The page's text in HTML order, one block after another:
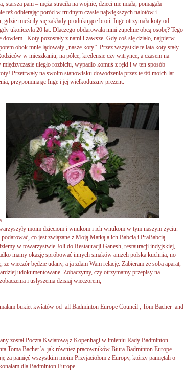
starsza pani – męża straciła na wojnie, dzieci nie miała, pomagała
też odbierając poród w trudnym czasie największych nalotów i
gdzie mieściły się zakłady produkujące broń. Inge otrzymała koty od
ukończyła 20 lat. Dlaczego obdarowała nimi zupełnie obcą osobę? Tego
Koty pozostały z nami i zawsze. Gdy coś się działo, najpierw
obok mnie lądowały „nasze koty”. Przez wszystkie te lata koty stały
w mieszkaniu, na półce, kredensie czy witrynce, a czasem na
uległo rozbiciu, wypadło komuś z ręki i w ten sposób
Przetrwały na swoim stanowisku dowodzenia przez te 66 moich lat
przypominając Inge i jej wielkoduszny prezent.
moim dzieciom i wnukom i ich wnukom w tym naszym życiu.
co jest związane z Moją Matką a ich Babcią i PraBabcią.
w towarzystwie Joli do Restauracji Ganesh, restauracji indyjskiej,
mamy okazję spróbować innych smaków aniżeli polska kuchnia, no
wieczór będzie udany, a ja zdam Wam relację. Zabieram ze sobą aparat,
udokumentowane. Zobaczymy, czy otrzymamy przepisy na
i usłyszenia dzisiaj wieczorem,
bukiet kwiatów od all Badminton Europe Council , Tom Bacher and
został Poczta Kwiatową z Kopenhagi w imieniu Rady Badminton
Toma Bacher’a jak również pracowników Biura Badminton Europe.
za pamięć wszystkim moim Przyjaciołom z Europy, którzy pamiętali o
dla Badminton Europe.